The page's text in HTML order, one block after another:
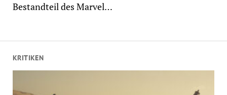
KRITIKEN
Bestandteil des Marvel…